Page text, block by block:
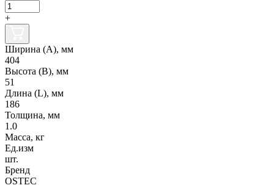
+
Ширина (А), мм
404
Высота (В), мм
51
Длина (L), мм
186
Толщина, мм
1.0
Масса, кг
Ед.изм
шт.
Бренд
OSTEC